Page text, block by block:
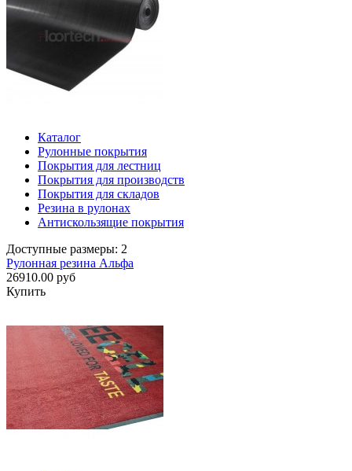
Каталог
Рулонные покрытия
Покрытия для лестниц
Покрытия для производств
Покрытия для складов
Резина в рулонах
Антискользящие покрытия
Доступные размеры: 2
Рулонная резина Альфа
26910.00 руб
Купить